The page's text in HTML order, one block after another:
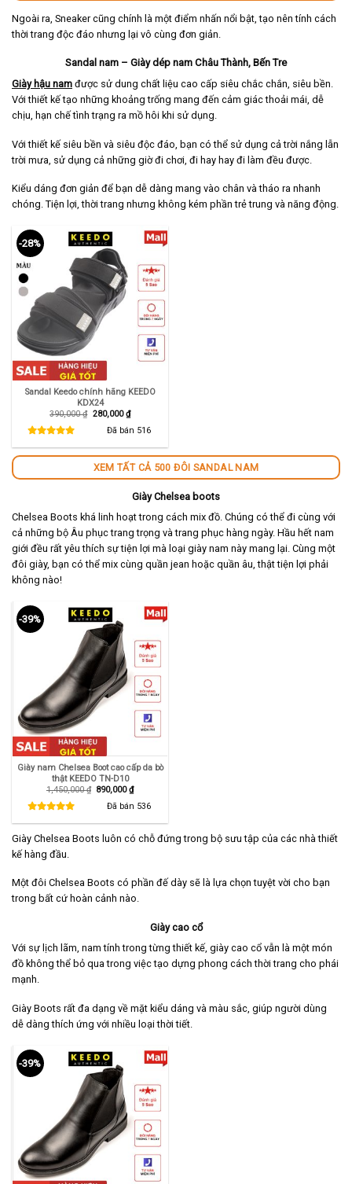
Ngoài ra, Sneaker cũng chính là một điểm nhấn nổi bật, tạo nên tính cách
thời trang độc đáo nhưng lại vô cùng đơn giản.
Sandal nam – Giày dép nam Châu Thành, Bến Tre
Giày hậu nam được sử dung chất liệu cao cấp siêu chắc chắn, siêu bền.
Với thiết kế tạo những khoảng trống mang đến cảm giác thoải mái, dễ
chịu, hạn chế tình trạng ra mồ hôi khi sử dụng.
Với thiết kế siêu bền và siêu độc đáo, bạn có thể sử dụng cả trời nắng lẫn
trời mưa, sử dụng cả những giờ đi chơi, đi hay hay đi làm đều được.
Kiểu dáng đơn giản để bạn dễ dàng mang vào chân và tháo ra nhanh
chóng. Tiện lợi, thời trang nhưng không kém phần trẻ trung và năng động.
-28%
Sandal Keedo chính hãng KEEDO
KDX24
390,000₫ Giá
280,000₫Giá
hiện
tại
Đã bán 516
XEM TẤT CẢ 500 ĐÔI SANDAL NAM
Giày Chelsea boots
Chelsea Boots khá linh hoạt trong cách mix đồ. Chúng có thể đi cùng với
cả những bộ Âu phục trang trọng và trang phục hàng ngày. Hầu hết nam
giới đều rất yêu thích sự tiện lợi mà loại giày nam này mang lại. Cùng một
đôi giày, bạn có thể mix cùng quần jean hoặc quần âu, thật tiện lợi phải
không nào!
-39%
Giày nam Chelsea Boot cao cấp da bò
thật KEEDO TN-D10
1,450,000₫ Giá
890,000₫Giá
hiện
tại
Đã bán 536
Giày Chelsea Boots luôn có chỗ đứng trong bộ sưu tập của các nhà thiết
kế hàng đầu.
Một đôi Chelsea Boots có phần đế dày sẽ là lựa chọn tuyệt vời cho bạn
trong bất cứ hoàn cảnh nào.
Giày cao cổ
Với sự lịch lãm, nam tính trong từng thiết kế, giày cao cổ vẫn là một món
đồ không thể bỏ qua trong việc tạo dựng phong cách thời trang cho phái
mạnh.
Giày Boots rất đa dạng về mặt kiểu dáng và màu sắc, giúp người dùng
dễ dàng thích ứng với nhiều loại thời tiết.
-39%